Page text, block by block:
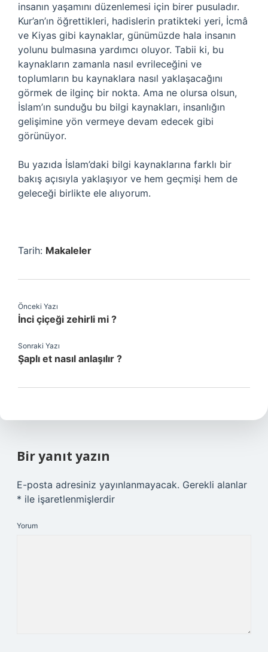
insanın yaşamını düzenlemesi için birer pusuladır.
Kur’an’ın öğrettikleri, hadislerin pratikteki yeri, İcmâ
ve Kiyas gibi kaynaklar, günümüzde hala insanın
yolunu bulmasına yardımcı oluyor. Tabii ki, bu
kaynakların zamanla nasıl evrileceğini ve
toplumların bu kaynaklara nasıl yaklaşacağını
görmek de ilginç bir nokta. Ama ne olursa olsun,
İslam’ın sunduğu bu bilgi kaynakları, insanlığın
gelişimine yön vermeye devam edecek gibi
görünüyor.
Bu yazıda İslam’daki bilgi kaynaklarına farklı bir
bakış açısıyla yaklaşıyor ve hem geçmişi hem de
geleceği birlikte ele alıyorum.
Tarih: Makaleler
Önceki Yazı
İnci çiçeği zehirli mi ?
Sonraki Yazı
Şaplı et nasıl anlaşılır ?
Bir yanıt yazın
E-posta adresiniz yayınlanmayacak. Gerekli alanlar
* ile işaretlenmişlerdir
Yorum